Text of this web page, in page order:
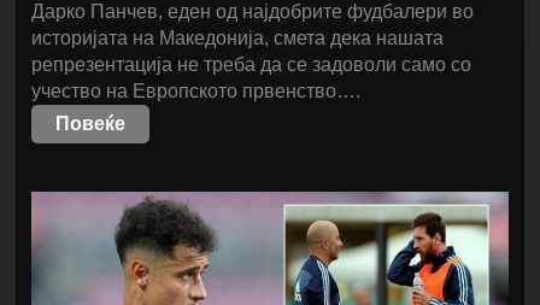
Дарко Панчев, еден од најдобрите фудбалери во
историјата на Македонија, смета дека нашата
репрезентација не треба да се задоволи само со
учество на Европското првенство….
Повеќе